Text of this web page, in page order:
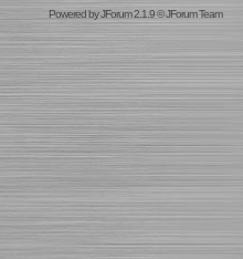
Powered byJForum 2.1.9©JForum Team